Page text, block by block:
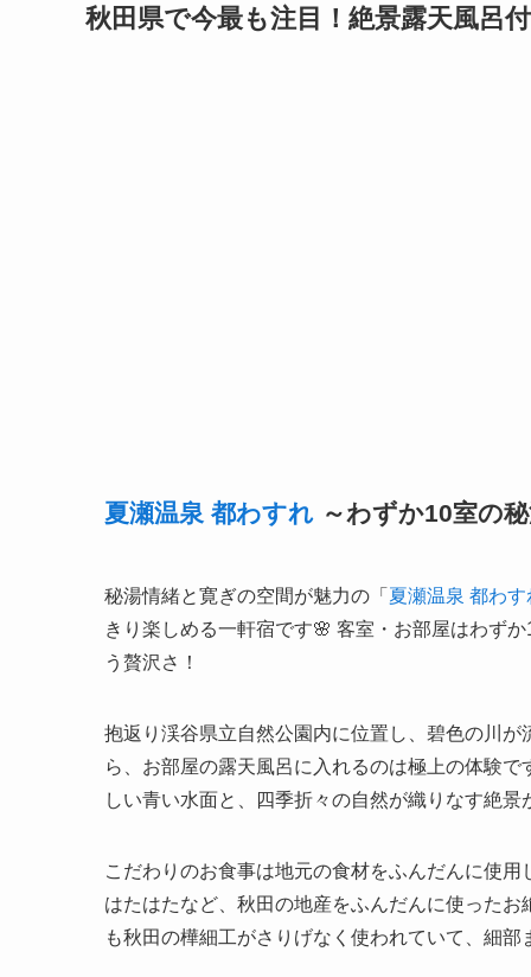
秋田県で今最も注目！絶景露天風呂
夏瀬温泉 都わすれ ～わずか10室の
秘湯情緒と寛ぎの空間が魅力の「 夏瀬温泉 都わす
きり楽しめる一軒宿です🌸 客室・お部屋はわず
う贅沢さ！
抱返り渓谷県立自然公園内に位置し、碧色の川
ら、お部屋の露天風呂に入れるのは極上の体験
しい青い水面と、四季折々の自然が織りなす絶景
こだわりのお食事は地元の食材をふんだんに使
はたはたなど、秋田の地産をふんだんに使った
も秋田の樺細工がさりげなく使われていて、細